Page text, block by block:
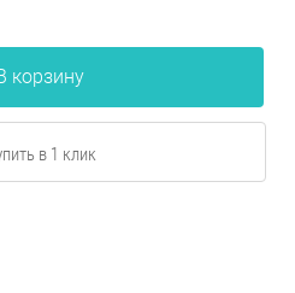
корзину
в 1 клик